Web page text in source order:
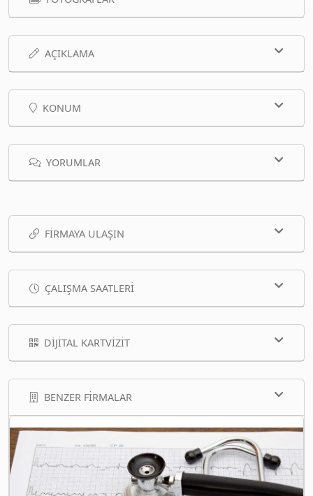
AÇIKLAMA
KONUM
YORUMLAR
FIRMAYA ULAŞIN
ÇALIŞMA SAATLERI
DIJITAL KARTVIZIT
BENZER FIRMALAR